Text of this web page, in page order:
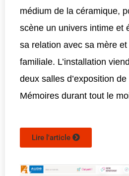
médium de la céramique,
scène un univers intime et
sa relation avec sa mère
familiale. L’installation
deux salles d’exposition
Mémoires durant tout le
Lire l'article